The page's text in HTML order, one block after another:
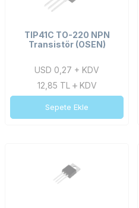
TIP41C TO-220 NPN
Transistör (OSEN)
USD 0,27 + KDV
12,85 TL KDV
Sepete Ekle